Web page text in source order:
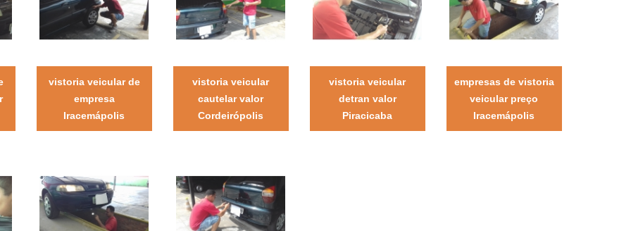
vistoria veicular de
empresa
Iracemápolis
vistoria veicular
cautelar valor
Cordeirópolis
vistoria veicular
detran valor
Piracicaba
empresas de vistoria
veicular preço
Iracemápolis